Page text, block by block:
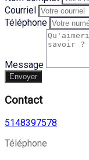
Courriel
Téléphone
Message
Envoyer
Contact
5148397578
Téléphone